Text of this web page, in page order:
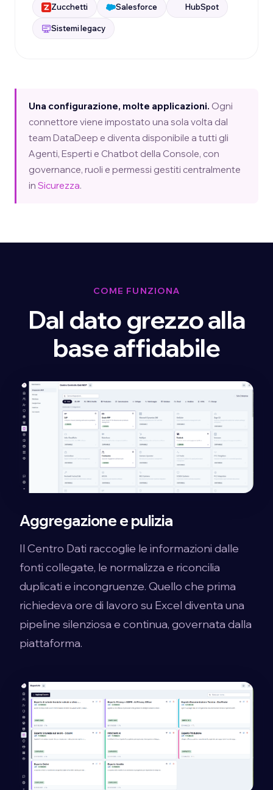
Zucchetti Salesforce HubSpot
Sistemi legacy
Una configurazione, molte applicazioni. Ogni
connettore viene impostato una sola volta dal
team DataDeep e diventa disponibile a tutti gli
Agenti, Esperti e Chatbot della Console, con
governance, ruoli e permessi gestiti centralmente
in Sicurezza.
COME FUNZIONA
Dal dato grezzo alla
base affidabile
Aggregazione e pulizia
Il Centro Dati raccoglie le informazioni dalle
fonti collegate, le normalizza e riconcilia
duplicati e incongruenze. Quello che prima
richiedeva ore di lavoro su Excel diventa una
pipeline silenziosa e continua, governata dalla
piattaforma.